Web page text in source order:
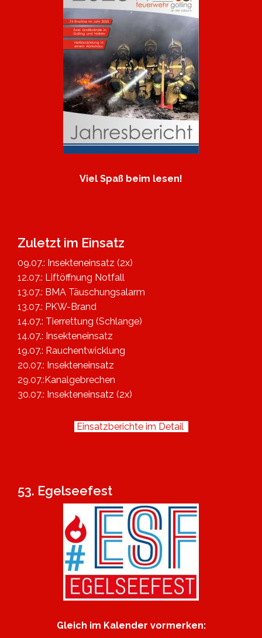
Viel Spaß beim lesen!
Zuletzt im Einsatz
09.07.: Insekteneinsatz (2x)
12.07.: Liftöffnung Notfall
13.07.: BMA Täuschungsalarm
13.07.: PKW-Brand
14.07.: Tierrettung (Schlange)
14.07.: Insekteneinsatz
19.07.: Rauchentwicklung
20.07.: Insekteneinsatz
29.07.:Kanalgebrechen
30.07.: Insekteneinsatz (2x)
Einsatzberichte im Detail
53. Egelseefest
Gleich im Kalender vormerken: